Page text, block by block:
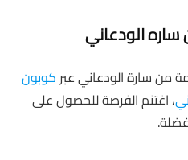
الودعاني
من سارة الودعاني عبر كوبون
، اغتنم الفرصة للحصول على